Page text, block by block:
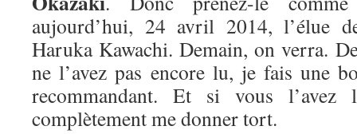
aujourd’hui, 24 avril 2014, l’élue
Haruka Kawachi. Demain, on verra.
ne l’avez pas encore lu, je fais une
recommandant. Et si vous l’avez
complètement me donner tort.